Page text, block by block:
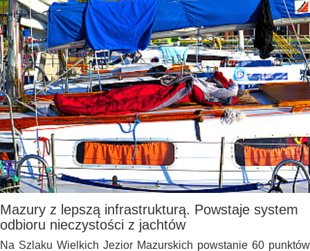
Mazury z lepszą infrastrukturą. Powstaje system
odbioru nieczystości z jachtów
Na Szlaku Wielkich Jezior Mazurskich powstanie 60 punktów